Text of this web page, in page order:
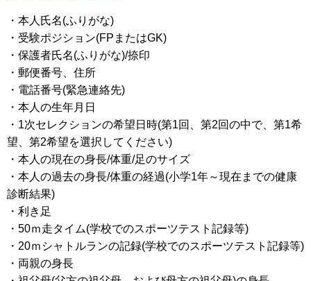
・本人氏名(ふりがな)
・受験ポジション(FPまたはGK)
・保護者氏名(ふりがな)/捺印
・郵便番号、住所
・電話番号(緊急連絡先)
・本人の生年月日
・1次セレクションの希望日時(第1回、第2回の中で、第1希
望、第2希望を選択してください)
・本人の現在の身長/体重/足のサイズ
・本人の過去の身長/体重の経過(小学1年～現在までの健康
診断結果)
・利き足
・50ｍ走タイム(学校でのスポーツテスト記録等)
・20ｍシャトルランの記録(学校でのスポーツテスト記録等)
・両親の身長